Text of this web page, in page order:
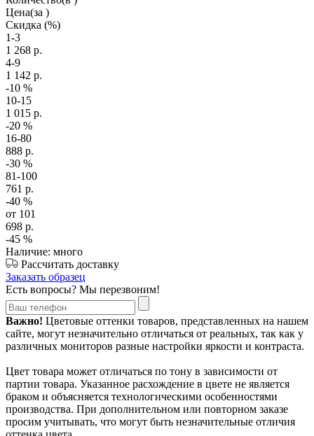
Цена(за )
Скидка (%)
1-3
1 268 р.
4-9
1 142 р.
-10 %
10-15
1 015 р.
-20 %
16-80
888 р.
-30 %
81-100
761 р.
-40 %
от 101
698 р.
-45 %
Наличие: много
Рассчитать доставку
Заказать образец
Есть вопросы? Мы перезвоним!
Важно! Цветовые оттенки товаров, представленных на нашем
сайте, могут незначительно отличаться от реальных, так как у
различных мониторов разные настройки яркости и контраста.
Цвет товара может отличаться по тону в зависимости от
партии товара. Указанное расхождение в цвете не является
браком и объясняется технологическими особенностями
производства. При дополнительном или повторном заказе
просим учитывать, что могут быть незначительные отличия